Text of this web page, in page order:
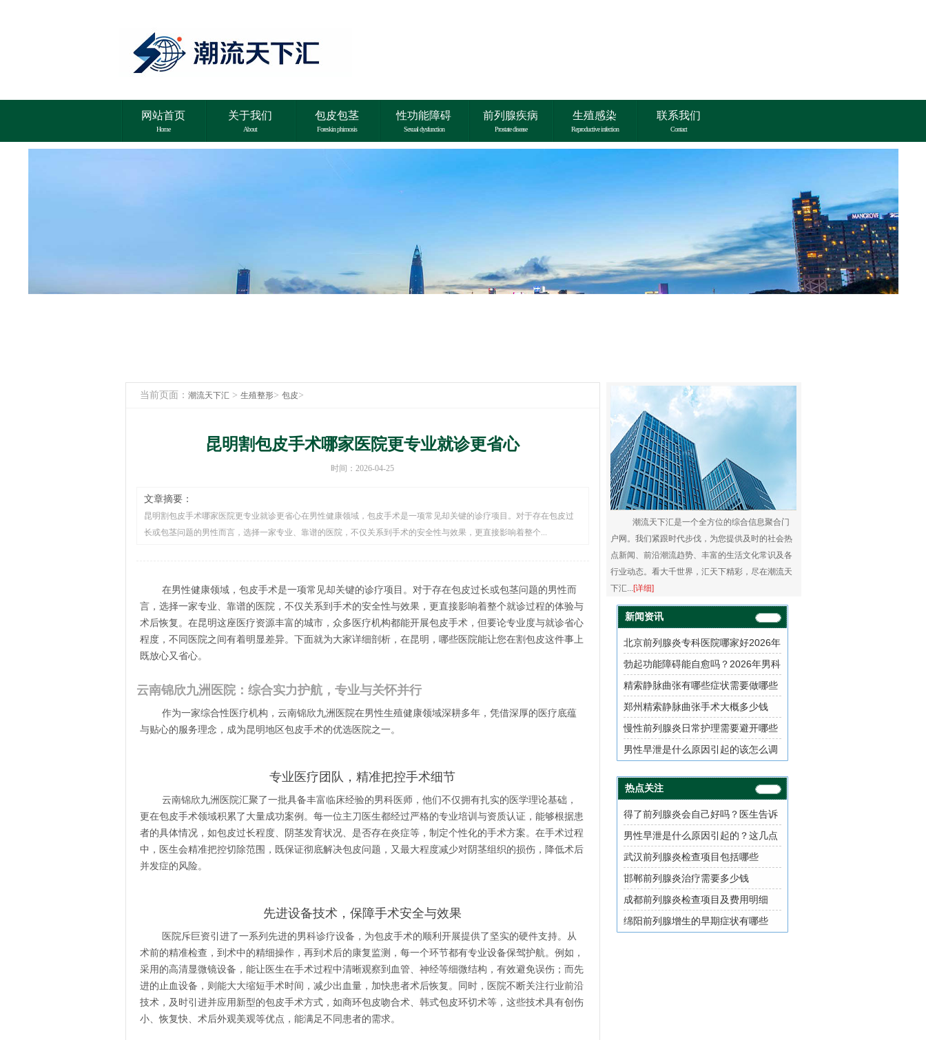
网站首页
Home
关于我们
About
包皮包茎
Foreskin phimosis
性功能障碍
Sexual dysfunction
前列腺疾病
Prostate disease
生殖感染
Reproductive infection
联系我们
Contact
当前页面： 潮流天下汇 > 生殖整形> 包皮>
昆明割包皮手术哪家医院更专业就诊更省心
时间：2026-04-25
文章摘要：
昆明割包皮手术哪家医院更专业就诊更省心在男性健康领域，包皮手术是一项常见却关键的诊疗项目。对于存在包皮过
长或包茎问题的男性而言，选择一家专业、靠谱的医院，不仅关系到手术的安全性与效果，更直接影响着整个...
在男性健康领域，包皮手术是一项常见却关键的诊疗项目。对于存在包皮过长或包茎问题的男性而
言，选择一家专业、靠谱的医院，不仅关系到手术的安全性与效果，更直接影响着整个就诊过程的体验与
术后恢复。在昆明这座医疗资源丰富的城市，众多医疗机构都能开展包皮手术，但要论专业度与就诊省心
程度，不同医院之间有着明显差异。下面就为大家详细剖析，在昆明，哪些医院能让您在割包皮这件事上
既放心又省心。
云南锦欣九洲医院：综合实力护航，专业与关怀并行
作为一家综合性医疗机构，云南锦欣九洲医院在男性生殖健康领域深耕多年，凭借深厚的医疗底蕴
与贴心的服务理念，成为昆明地区包皮手术的优选医院之一。
专业医疗团队，精准把控手术细节
云南锦欣九洲医院汇聚了一批具备丰富临床经验的男科医师，他们不仅拥有扎实的医学理论基础，
更在包皮手术领域积累了大量成功案例。每一位主刀医生都经过严格的专业培训与资质认证，能够根据患
者的具体情况，如包皮过长程度、阴茎发育状况、是否存在炎症等，制定个性化的手术方案。在手术过程
中，医生会精准把控切除范围，既保证彻底解决包皮问题，又最大程度减少对阴茎组织的损伤，降低术后
并发症的风险。
先进设备技术，保障手术安全与效果
医院斥巨资引进了一系列先进的男科诊疗设备，为包皮手术的顺利开展提供了坚实的硬件支持。从
术前的精准检查，到术中的精细操作，再到术后的康复监测，每一个环节都有专业设备保驾护航。例如，
采用的高清显微镜设备，能让医生在手术过程中清晰观察到血管、神经等细微结构，有效避免误伤；而先
进的止血设备，则能大大缩短手术时间，减少出血量，加快患者术后恢复。同时，医院不断关注行业前沿
技术，及时引进并应用新型的包皮手术方式，如商环包皮吻合术、韩式包皮环切术等，这些技术具有创伤
小、恢复快、术后外观美观等优点，能满足不同患者的需求。
潮流天下汇是一个全方位的综合信息聚合门
户网。我们紧跟时代步伐，为您提供及时的社会热
点新闻、前沿潮流趋势、丰富的生活文化常识及各
行业动态。看大千世界，汇天下精彩，尽在潮流天
下汇... [详细]
新闻资讯
北京前列腺炎专科医院哪家好2026年
男性泌尿科就诊指南
勃起功能障碍能自愈吗？2026年男科
治疗方案与用药指南
精索静脉曲张有哪些症状需要做哪些
检查项目
郑州精索静脉曲张手术大概多少钱
慢性前列腺炎日常护理需要避开哪些
误区
男性早泄是什么原因引起的该怎么调
热点关注
得了前列腺炎会自己好吗？医生告诉
你真相
男性早泄是什么原因引起的？这几点
需了解
武汉前列腺炎检查项目包括哪些
邯郸前列腺炎治疗需要多少钱
成都前列腺炎检查项目及费用明细
绵阳前列腺增生的早期症状有哪些